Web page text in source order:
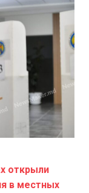
открыли
в местных